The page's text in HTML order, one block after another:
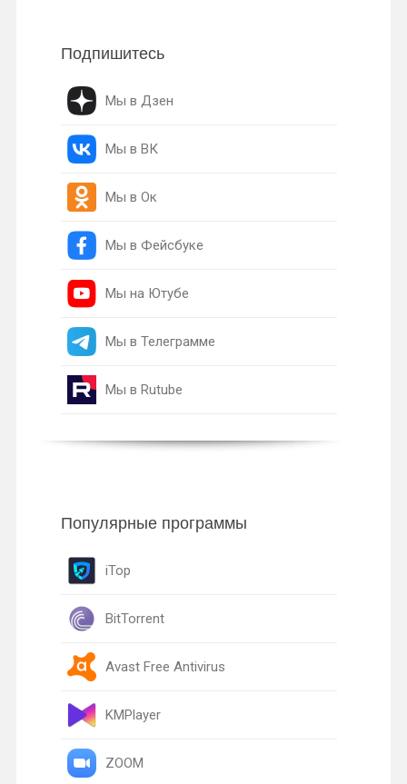
Подпишитесь
Мы в Дзен
Мы в ВК
Мы в Ок
Мы в Фейсбуке
Мы на Ютубе
Мы в Телеграмме
Мы в Rutube
Популярные программы
iTop
BitTorrent
Avast Free Antivirus
KMPlayer
ZOOM